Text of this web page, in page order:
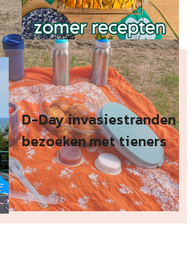
D-Day invasiestranden
bezoeken met tieners